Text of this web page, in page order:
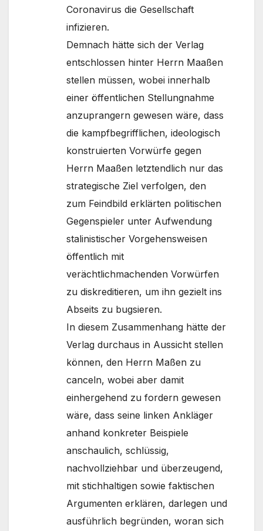
Coronavirus die Gesellschaft
infizieren.
Demnach hätte sich der Verlag
entschlossen hinter Herrn Maaßen
stellen müssen, wobei innerhalb
einer öffentlichen Stellungnahme
anzuprangern gewesen wäre, dass
die kampfbegrifflichen, ideologisch
konstruierten Vorwürfe gegen
Herrn Maaßen letztendlich nur das
strategische Ziel verfolgen, den
zum Feindbild erklärten politischen
Gegenspieler unter Aufwendung
stalinistischer Vorgehensweisen
öffentlich mit
verächtlichmachenden Vorwürfen
zu diskreditieren, um ihn gezielt ins
Abseits zu bugsieren.
In diesem Zusammenhang hätte der
Verlag durchaus in Aussicht stellen
können, den Herrn Maßen zu
canceln, wobei aber damit
einhergehend zu fordern gewesen
wäre, dass seine linken Ankläger
anhand konkreter Beispiele
anschaulich, schlüssig,
nachvollziehbar und überzeugend,
mit stichhaltigen sowie faktischen
Argumenten erklären, darlegen und
ausführlich begründen, woran sich